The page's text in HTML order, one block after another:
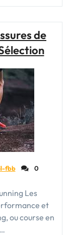
de
fbb
0
Les
et
ou course en